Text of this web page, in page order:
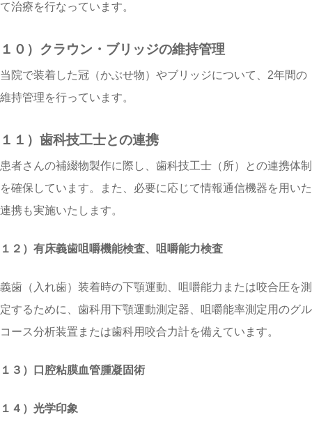
て治療を行なっています。
１０）クラウン・ブリッジの維持管理
当院で装着した冠（かぶせ物）やブリッジについて、2年間の
維持管理を行っています。
１１）歯科技工士との連携
患者さんの補綴物製作に際し、歯科技工士（所）との連携体制
を確保しています。また、必要に応じて情報通信機器を用いた
連携も実施いたします。
１２）有床義歯咀嚼機能検査、咀嚼能力検査
義歯（入れ歯）装着時の下顎運動、咀嚼能力または咬合圧を測
定するために、歯科用下顎運動測定器、咀嚼能率測定用のグル
コース分析装置または歯科用咬合力計を備えています。
１３）口腔粘膜血管腫凝固術
１４）光学印象